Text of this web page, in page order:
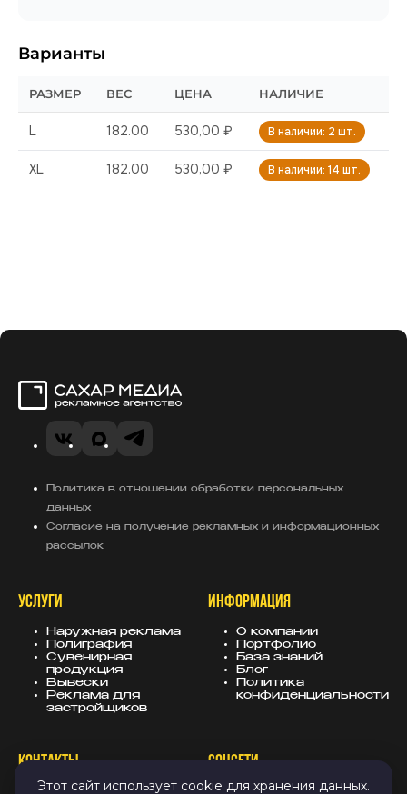
Варианты
РАЗМЕР ВЕС ЦЕНА НАЛИЧИЕ
L 182.00 530,00 ₽ В наличии: 2 шт.
XL 182.00 530,00 ₽ В наличии: 14 шт.
VK Telegram
MAX
Политика в отношении обработки персональных
данных
Согласие на получение рекламных и информационных
рассылок
УСЛУГИ
Наружная реклама
Полиграфия
Сувенирная
продукция
Вывески
Реклама для
застройщиков
ИНФОРМАЦИЯ
О компании
Портфолио
База знаний
Блог
Политика
конфиденциальности
КОНТАКТЫ СОЦСЕТИ
Этот сайт использует cookie для хранения данных.